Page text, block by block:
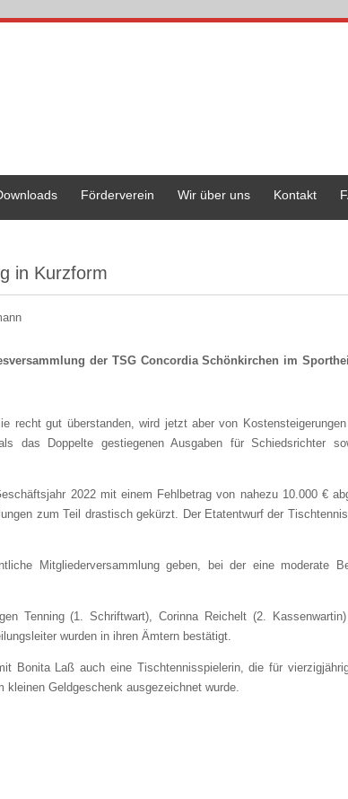
Förderverein Wir über uns Kontakt
in Kurzform
der TSG Concordia Schönkirchen im
recht gut überstanden, wird jetzt aber von
das Doppelte gestiegenen Ausgaben für Schiedsrichter
2022 mit einem Fehlbetrag von nahezu 10.000 €
zum Teil drastisch gekürzt. Der Etatentwurf der
Mitgliederversammlung geben, bei der eine moderate
Tenning (1. Schriftwart), Corinna Reichelt (2.
wurden in ihren Ämtern bestätigt.
Bonita Laß auch eine Tischtennisspielerin, die für
Geldgeschenk ausgezeichnet wurde.